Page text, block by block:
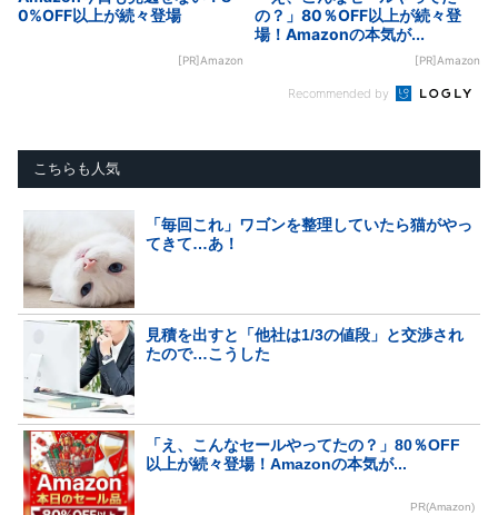
0%OFF以上が続々登場
[PR]Amazon
の？」80％OFF以上が続々登
場！Amazonの本気が...
[PR]Amazon
Recommended by
こちらも人気
「毎回これ」ワゴンを整理していたら猫がやっ
てきて…あ！
見積を出すと「他社は1/3の値段」と交渉され
たので…こうした
「え、こんなセールやってたの？」80％OFF
以上が続々登場！Amazonの本気が...
PR(Amazon)